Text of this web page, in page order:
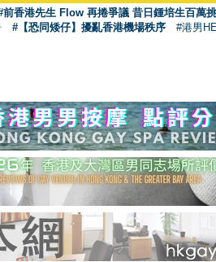
前香港先生 Flow 再捲爭議 昔日鍾培生百萬
#【恐同矮仔】擾亂香港機場秩序 #港男